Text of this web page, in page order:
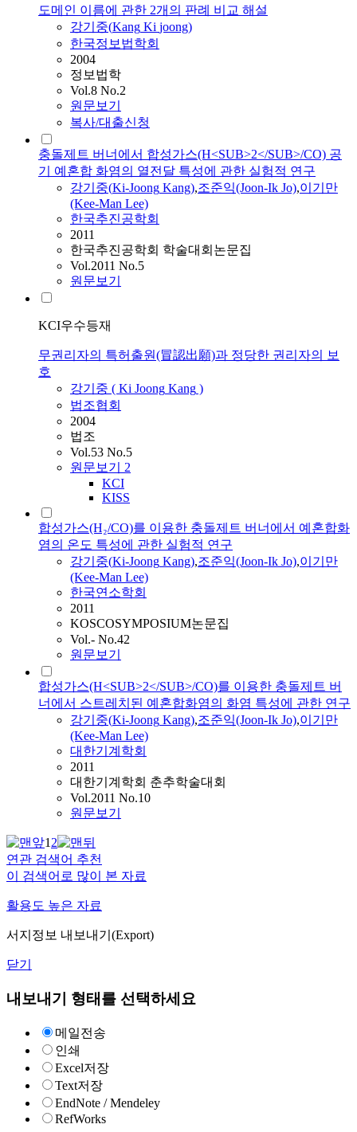
도메인 이름에 관한 2개의 판례 비교 해설
강기중(Kang Ki joong)
한국정보법학회
2004
정보법학
Vol.8 No.2
원문보기
복사/대출신청
충돌제트 버너에서 합성가스(H<SUB>2</SUB>/CO) 공
기 예혼합 화염의 열전달 특성에 관한 실험적 연구
강기중(Ki-Joong Kang),조준익(Joon-Ik Jo),이기만
(Kee-Man Lee)
한국추진공학회
2011
한국추진공학회 학술대회논문집
Vol.2011 No.5
원문보기
KCI우수등재
무권리자의 특허출원(冒認出願)과 정당한 권리자의 보
호
강기중 ( Ki Joong Kang )
법조협회
2004
법조
Vol.53 No.5
원문보기 2
KCI
KISS
합성가스(H₂/CO)를 이용한 충돌제트 버너에서 예혼합화
염의 온도 특성에 관한 실험적 연구
강기중(Ki-Joong Kang),조준익(Joon-Ik Jo),이기만
(Kee-Man Lee)
한국연소학회
2011
KOSCOSYMPOSIUM논문집
Vol.- No.42
원문보기
합성가스(H<SUB>2</SUB>/CO)를 이용한 충돌제트 버
너에서 스트레치된 예혼합화염의 화염 특성에 관한 연구
강기중(Ki-Joong Kang),조준익(Joon-Ik Jo),이기만
(Kee-Man Lee)
대한기계학회
2011
대한기계학회 춘추학술대회
Vol.2011 No.10
원문보기
12
연관 검색어 추천
이 검색어로 많이 본 자료
활용도 높은 자료
서지정보 내보내기(Export)
닫기
내보내기 형태를 선택하세요
메일전송
인쇄
Excel저장
Text저장
EndNote / Mendeley
RefWorks